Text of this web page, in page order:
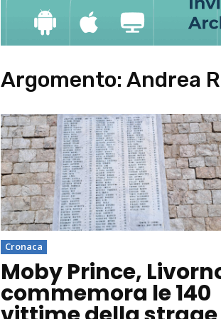
Argomento: Andrea
Cronaca
Moby Prince,
commemora le 140